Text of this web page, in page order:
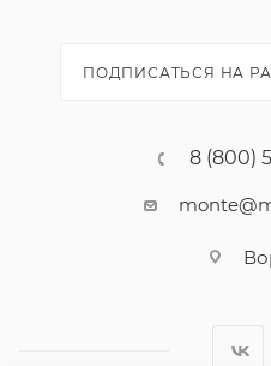
ПОДПИСАТЬСЯ НА
8 (800)